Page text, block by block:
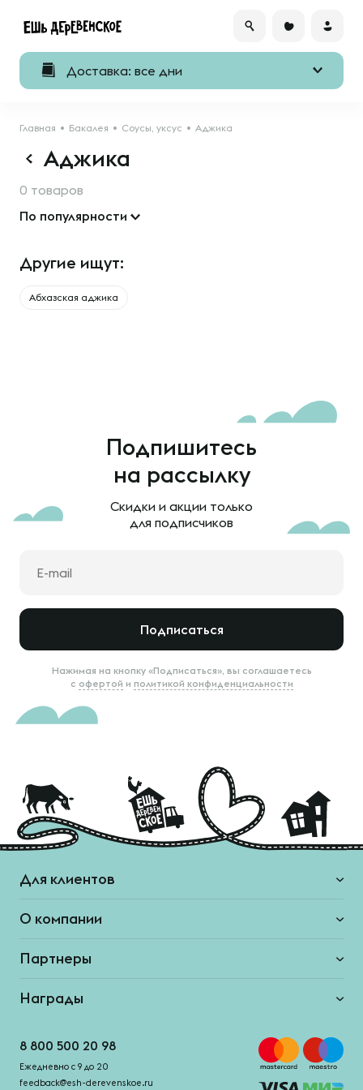
Доставка: все дни
Главная Бакалея Соусы, уксус Аджика
Аджика
0 товаров
По популярности
Другие ищут:
Абхазская аджика
Подпишитесь
на рассылку
Скидки и акции только
для подписчиков
Подписаться
Нажимая на кнопку «Подписаться», вы соглашаетесь
с офертой и политикой конфиденциальности
Для клиентов
О компании
Партнеры
Награды
8 800 500 20 98
Ежедневно с 9 до 20
feedback@esh-derevenskoe.ru